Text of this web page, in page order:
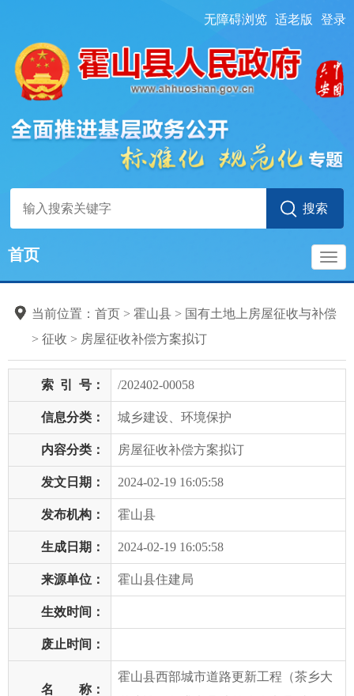
无障碍浏览 适老版 登录
首页
当前位置： 首页 > 霍山县 > 国有土地上房屋征收与补偿
> 征收 > 房屋征收补偿方案拟订
索 引 号： /202402-00058
信息分类： 城乡建设、环境保护
内容分类： 房屋征收补偿方案拟订
发文日期： 2024-02-19 16:05:58
发布机构： 霍山县
生成日期： 2024-02-19 16:05:58
来源单位： 霍山县住建局
生效时间：
废止时间：
名 称：
霍山县西部城市道路更新工程（茶乡大